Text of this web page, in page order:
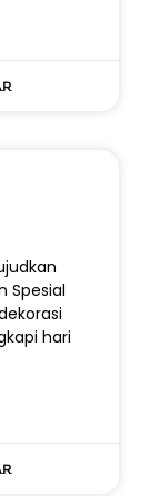
Spesial
hari